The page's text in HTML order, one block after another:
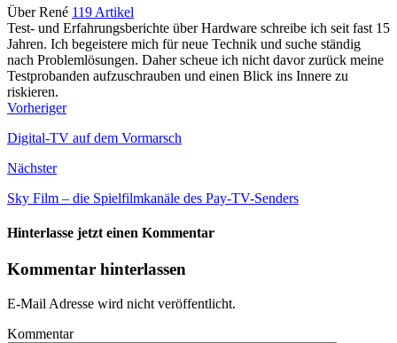
Über René 119 Artikel
Test- und Erfahrungsberichte über Hardware schreibe ich seit fast 15
Jahren. Ich begeistere mich für neue Technik und suche ständig
nach Problemlösungen. Daher scheue ich nicht davor zurück meine
Testprobanden aufzuschrauben und einen Blick ins Innere zu
riskieren.
Vorheriger
Digital-TV auf dem Vormarsch
Nächster
Sky Film – die Spielfilmkanäle des Pay-TV-Senders
Hinterlasse jetzt einen Kommentar
Kommentar hinterlassen
E-Mail Adresse wird nicht veröffentlicht.
Kommentar